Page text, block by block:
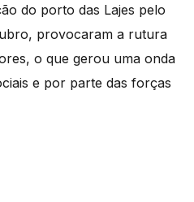
do porto das Lajes pelo
provocaram a rutura
o que gerou uma onda
e por parte das forças